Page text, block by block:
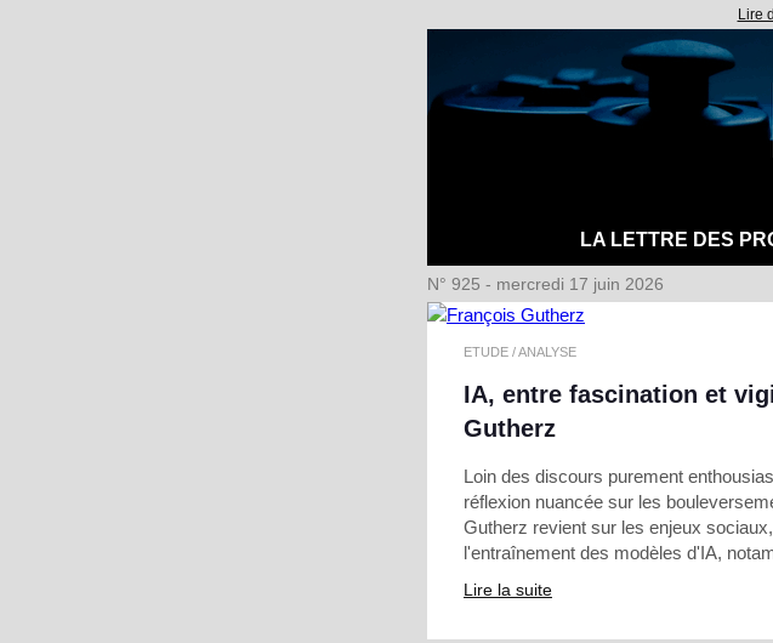
Lire
LA LETTRE DES
N° 925 - mercredi 17 juin 2026
ETUDE / ANALYSE
IA, entre fascination et
Gutherz
Loin des discours purement
réflexion nuancée sur les
Gutherz revient sur les enjeux
l'entraînement des modèles d'IA,
Lire la suite